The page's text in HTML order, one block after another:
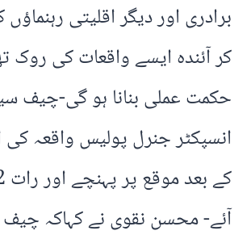
برادری اور دیگر اقلیتی
کر آئندہ ایسے واقعات کی روک
حکمت عملی بنانا ہو گی-چیف
انسپکٹر جنرل پولیس واقعہ کی
آئے- محسن نقوی نے کہاکہ